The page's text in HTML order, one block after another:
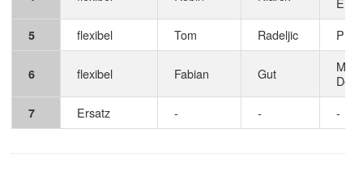
5 flexibel Tom Radeljic
6 flexibel Fabian Gut
7 Ersatz - - -